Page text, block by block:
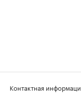
Контактная